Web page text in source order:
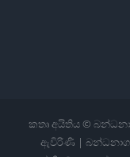
කතෘ අයිතිය ©
ඇවිරිණි |